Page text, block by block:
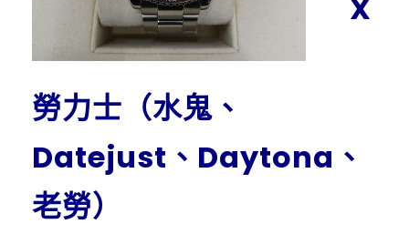
X
勞力士（水鬼、
Datejust、Daytona、
老勞）